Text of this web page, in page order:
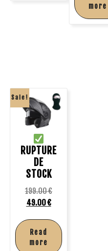
more
Sale!
RUPTURE
DE
STOCK
199.00€
49.00€
Read
more